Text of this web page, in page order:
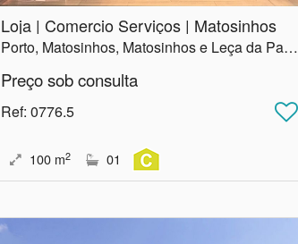
Loja | Comercio Serviços | Matosinhos
Porto, Matosinhos, Matosinhos e Leça da Palmeira
Preço sob consulta
Ref: 0776.5
100 m2 01